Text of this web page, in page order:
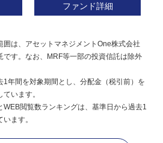
ファンド詳細
は、アセットマネジメントOne株式会社
です。なお、MRF等一部の投資信託は除外
年間を対象期間とし、分配金（税引前）を
います。
閲覧数ランキングは、基準日から過去1
ます。